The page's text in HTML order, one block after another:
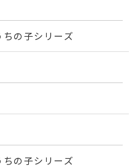
の子シリーズ
の子シリーズ